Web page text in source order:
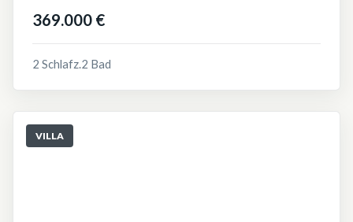
369.000 €
2 Schlafz.2 Bad
VILLA